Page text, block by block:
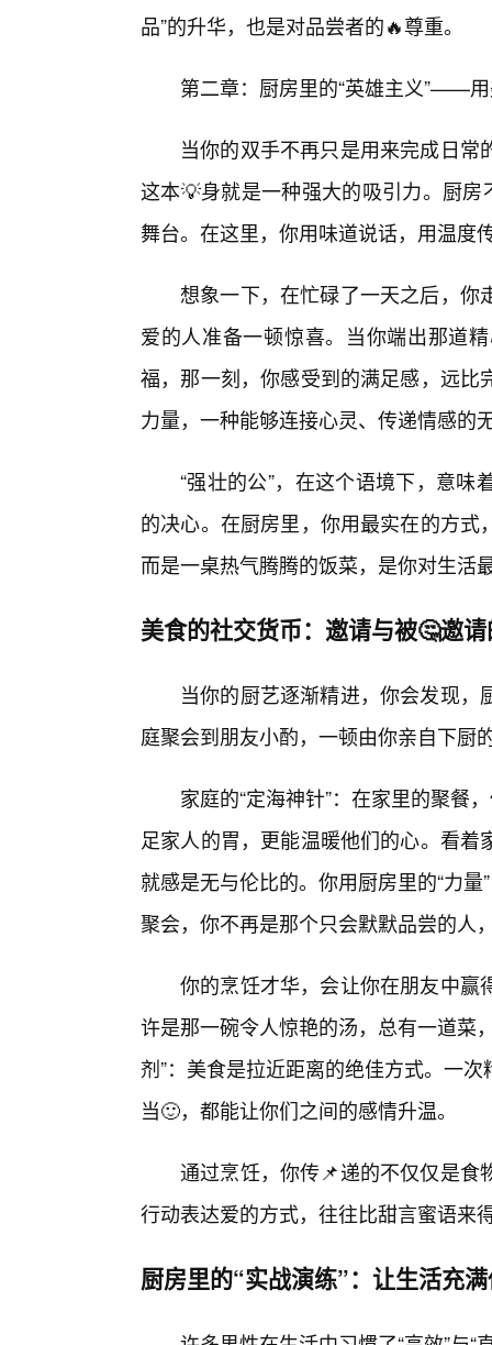
品”的升华，也是对品尝者的🔥尊重。
第二章：厨房里的“英雄主义”——
当你的双手不再只是用来完成日
这本💡身就是一种强大的吸引力。厨
舞台。在这里，你用味道说话，用温度
想象一下，在忙碌了一天之后，你
爱的人准备一顿惊喜。当你端出那道
福，那一刻，你感受到的满足感，远
力量，一种能够连接心灵、传递情感的
“强壮的公”，在这个语境下，意
的决心。在厨房里，你用最实在的方
而是一桌热气腾腾的饭菜，是你对生活
美食的社交货币：邀请与被🤔邀
当你的厨艺逐渐精进，你会发现
庭聚会到朋友小酌，一顿由你亲自下厨
家庭的“定海神针”：在家里的聚餐
足家人的胃，更能温暖他们的心。看
就感是无与伦比的。你用厨房里的“力
聚会，你不再是那个只会默默品尝的人
你的烹饪才华，会让你在朋友中赢
许是那一碗令人惊艳的汤，总有一道菜
剂”：美食是拉近距离的绝佳方式。一
当🙂，都能让你们之间的感情升温。
通过烹饪，你传📌递的不仅仅是食
行动表达爱的方式，往往比甜言蜜语来
厨房里的“实战演练”：让生活充